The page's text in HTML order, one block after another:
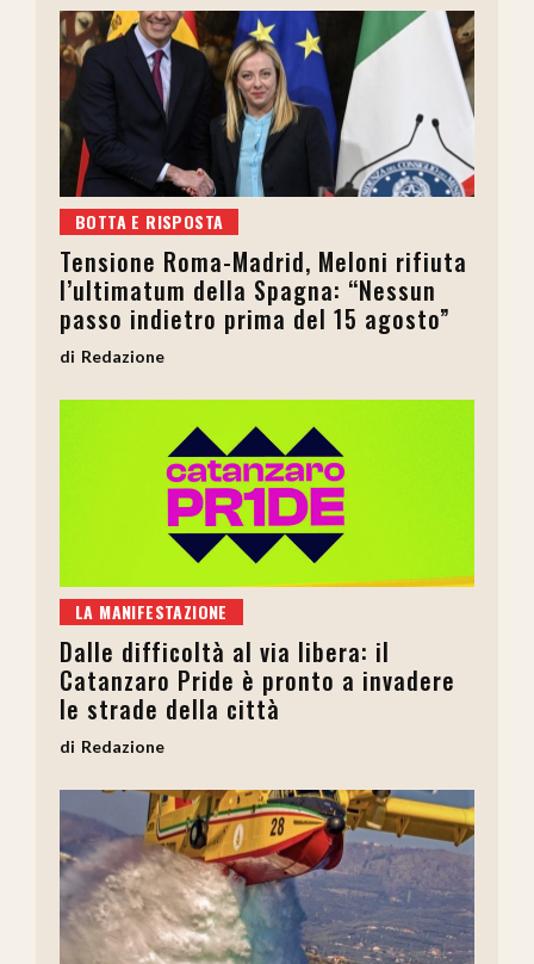
BOTTA E RISPOSTA
Tensione Roma-Madrid, Meloni rifiuta
l’ultimatum della Spagna: “Nessun
passo indietro prima del 15 agosto”
Redazione
LA MANIFESTAZIONE
Dalle difficoltà al via libera: il
Catanzaro Pride è pronto a invadere
le strade della città
Redazione